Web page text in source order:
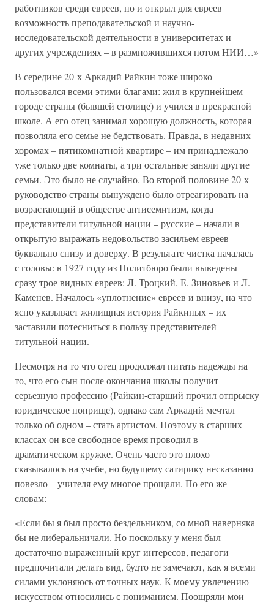
работников среди евреев, но и открыл для евреев
возможность преподавательской и научно-
исследовательской деятельности в университетах и
других учреждениях – в размножившихся потом НИИ…»
В середине 20-х Аркадий Райкин тоже широко
пользовался всеми этими благами: жил в крупнейшем
городе страны (бывшей столице) и учился в прекрасной
школе. А его отец занимал хорошую должность, которая
позволяла его семье не бедствовать. Правда, в недавних
хоромах – пятикомнатной квартире – им принадлежало
уже только две комнаты, а три остальные заняли другие
семьи. Это было не случайно. Во второй половине 20-х
руководство страны вынуждено было отреагировать на
возрастающий в обществе антисемитизм, когда
представители титульной нации – русские – начали в
открытую выражать недовольство засильем евреев
буквально снизу и доверху. В результате чистка началась
с головы: в 1927 году из Политбюро были выведены
сразу трое видных евреев: Л. Троцкий, Е. Зиновьев и Л.
Каменев. Началось «уплотнение» евреев и внизу, на что
ясно указывает жилищная история Райкиных – их
заставили потесниться в пользу представителей
титульной нации.
Несмотря на то что отец продолжал питать надежды на
то, что его сын после окончания школы получит
серьезную профессию (Райкин-старший прочил отпрыску
юридическое поприще), однако сам Аркадий мечтал
только об одном – стать артистом. Поэтому в старших
классах он все свободное время проводил в
драматическом кружке. Очень часто это плохо
сказывалось на учебе, но будущему сатирику несказанно
повезло – учителя ему многое прощали. По его же
словам:
«Если бы я был просто бездельником, со мной наверняка
бы не либеральничали. Но поскольку у меня был
достаточно выраженный круг интересов, педагоги
предпочитали делать вид, будто не замечают, как я всеми
силами уклоняюсь от точных наук. К моему увлечению
искусством относились с пониманием. Поощряли мои